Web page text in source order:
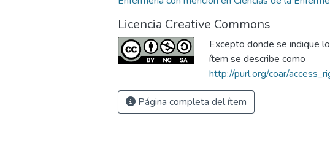
Licencia Creative Commons
Excepto donde se indique
ítem se describe como
http://purl.org/coar/
Página completa del ítem